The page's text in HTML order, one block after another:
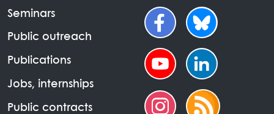
Seminars
Public outreach
Publications
Jobs, internships
Public contracts